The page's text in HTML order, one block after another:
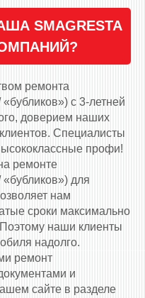
SMAGRESTA
ремонта
с 3-летней
доверием наших
Специалисты
профи!
ремонте
для
нам
сроки максимально
наши клиенты
надолго.
ремонт
и
сайте в разделе